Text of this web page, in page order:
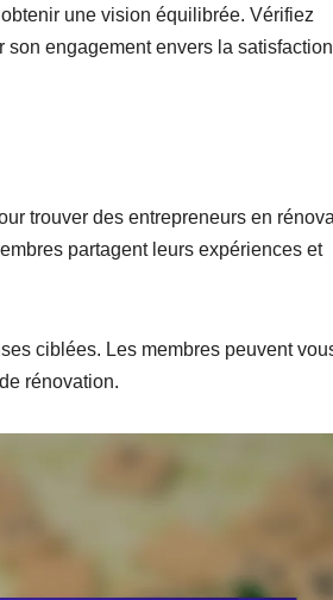
une vision équilibrée. Vérifiez
son engagement envers la satisfaction
trouver des entrepreneurs en
partagent leurs expériences et
ciblées. Les membres peuvent
rénovation.